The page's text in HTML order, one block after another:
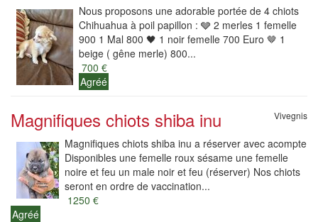
Nous proposons une adorable portée de 4 chiots
Chihuahua à poil papillon : 🩶 2 merles 1 femelle
900 1 Mal 800 🖤 1 noir femelle 700 Euro 🤎 1
beige ( gêne merle) 800...
700 €
Agréé
Magnifiques chiots shiba inu Vivegnis
Magnifiques chiots shiba inu a réserver avec acompte
Disponibles une femelle roux sésame une femelle
noire et feu un male noir et feu (réserver) Nos chiots
seront en ordre de vaccination...
1250 €
Agréé